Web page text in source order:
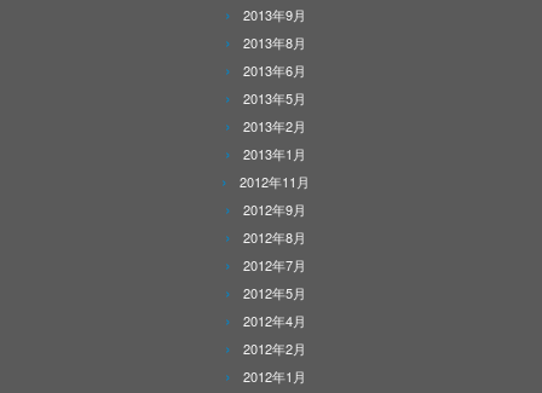
2013年9月
2013年8月
2013年6月
2013年5月
2013年2月
2013年1月
2012年11月
2012年9月
2012年8月
2012年7月
2012年5月
2012年4月
2012年2月
2012年1月